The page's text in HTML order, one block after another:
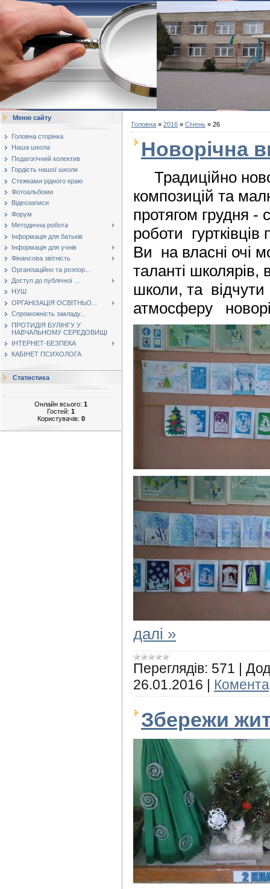
Меню сайту
Головна сторінка
Наша школа
Педагогічний колектив
Гордість нашої школи
Стежками рідного краю
Фотоальбоми
Відеозаписи
Форум
Методична робота
Інформація для батьків
Інформація для учнів
Фінансова звітність
Організаційно та розпор...
Доступ до публічної ...
НУШ
ОРГАНІЗАЦІЯ ОСВІТНЬО...
Спроможність закладу...
ПРОТИДІЯ БУЛІНГУ У
НАВЧАЛЬНОМУ СЕРЕДОВИЩІ
ІНТЕРНЕТ-БЕЗПЕКА
КАБІНЕТ ПСИХОЛОГА
Статистика
Онлайн всього: 1
Гостей: 1
Користувачів: 0
Головна » 2016 » Січень » 26
Новорічна
Традиційно
композицій та
протягом грудня -
роботи
Ви на власні очі
таланті школярів,
школи, та
атмосферу
далі »
Переглядів: 571
26.01.2016
Збережи